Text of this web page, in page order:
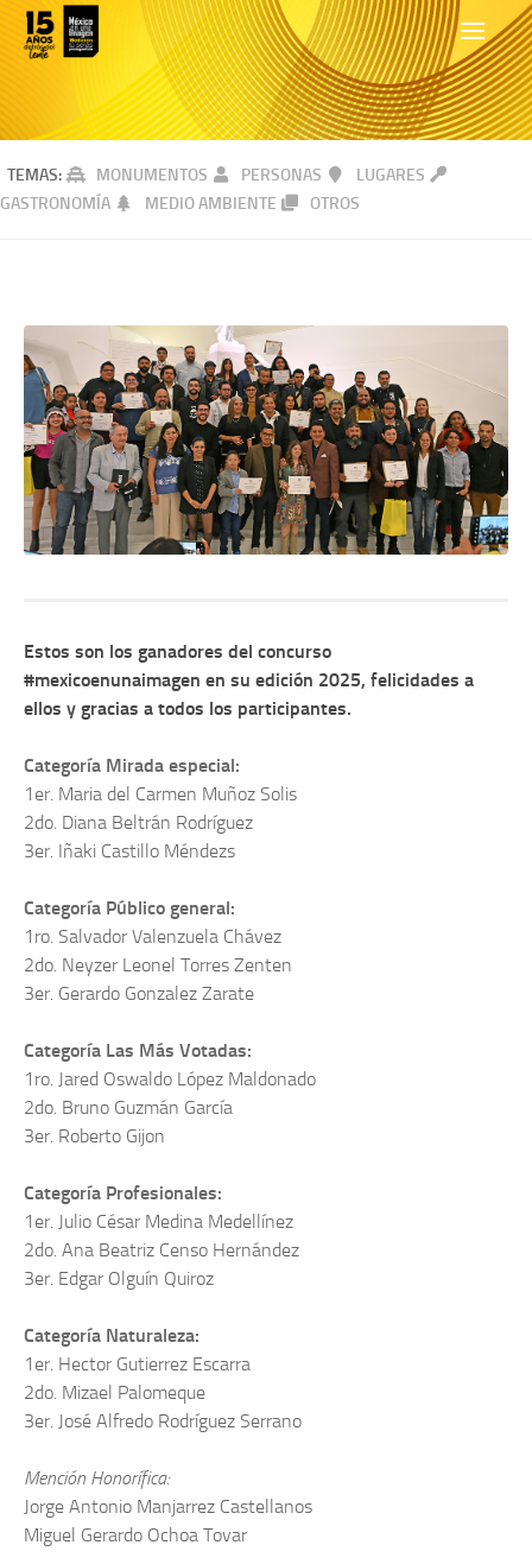
TEMAS: MONUMENTOS PERSONAS
LUGARES
GASTRONOMÍA
MEDIO AMBIENTE OTROS
Estos son los ganadores del concurso
#mexicoenunaimagen en su edición 2025, felicidades a
ellos y gracias a todos los participantes.
Categoría Mirada especial:
1er. Maria del Carmen Muñoz Solis
2do. Diana Beltrán Rodríguez
3er. Iñaki Castillo Méndezs
Categoría Público general:
1ro. Salvador Valenzuela Chávez
2do. Neyzer Leonel Torres Zenten
3er. Gerardo Gonzalez Zarate
Categoría Las Más Votadas:
1ro. Jared Oswaldo López Maldonado
2do. Bruno Guzmán García
3er. Roberto Gijon
Categoría Profesionales:
1er. Julio César Medina Medellínez
2do. Ana Beatriz Censo Hernández
3er. Edgar Olguín Quiroz
Categoría Naturaleza:
1er. Hector Gutierrez Escarra
2do. Mizael Palomeque
3er. José Alfredo Rodríguez Serrano
Mención Honorífica:
Jorge Antonio Manjarrez Castellanos
Miguel Gerardo Ochoa Tovar